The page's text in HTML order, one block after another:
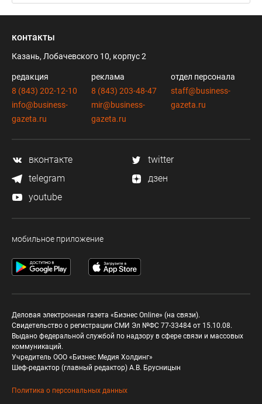
контакты
Казань, Лобачевского 10, корпус 2
редакция
8 (843) 202-12-10
info@business-
gazeta.ru
реклама
8 (843) 203-48-47
mir@business-
gazeta.ru
отдел персонала
staff@business-
gazeta.ru
вконтакте
twitter
telegram
дзен
youtube
мобильное приложение
Деловая электронная газета «Бизнес Online» (на связи).
Свидетельство о регистрации СМИ Эл №ФС 77-33484 от 15.10.08.
Выдано федеральной службой по надзору в сфере связи и массовых
коммуникаций.
Учредитель ООО «Бизнес Медия Холдинг»
Шеф-редактор (главный редактор) А.В. Брусницын
Политика о персональных данных